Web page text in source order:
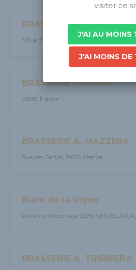
BRASSERIE IMPERIALE
5 Rue Zevaco Maire, 20000, France
BRASSERIE CORSINA
20620, France
BRASSERIE A. MAZZERA
Rue des Cactus, 20000, France
Bière de la Vigne
Route de Venzolasca, 20215
BRASSERIE A. TRIBBIERA
visiter ce
J'AI AU MOINS
J'AI MOINS DE